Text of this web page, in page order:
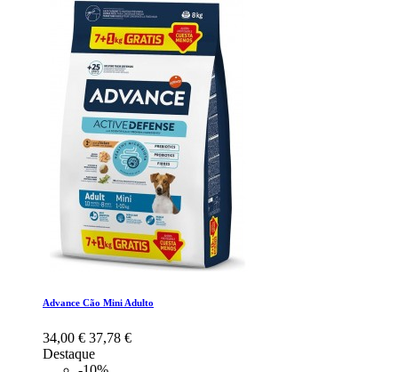
Advance Cão Mini Adulto
34,00 € 37,78 €
Destaque